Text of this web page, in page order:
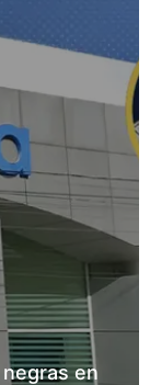
negras en